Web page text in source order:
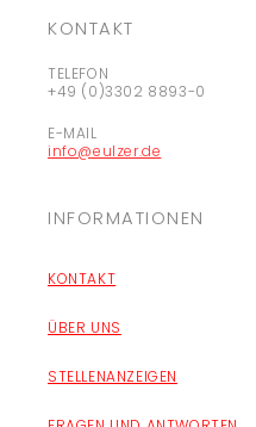
KONTAKT
TELEFON
+49 (0)3302 8893-0
E-MAIL
info@eulzer.de
INFORMATIONEN
KONTAKT
ÜBER UNS
STELLENANZEIGEN